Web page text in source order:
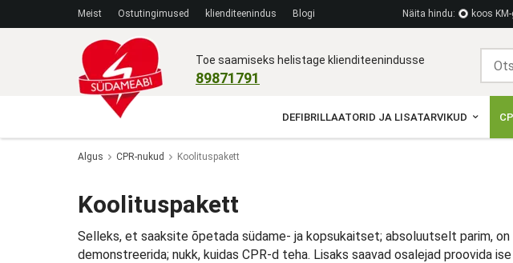
Meist Ostutingimused klienditeenindus Blogi Näita hindu: koos
Toe saamiseks helistage klienditeenindusse
89871791
DEFIBRILLAATORID JA LISATARVIKUD
Algus CPR-nukud Koolituspakett
Koolituspakett
Selleks, et saaksite õpetada südame- ja kopsukaitset; absoluutselt parim,
demonstreerida; nukk, kuidas CPR-d teha. Lisaks saavad osalejad proovida